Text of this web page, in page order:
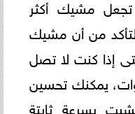
مشيك أكثر
من أن مشيك
إذا كنت لا تصل
يمكنك تحسين
بسرعة ثابتة